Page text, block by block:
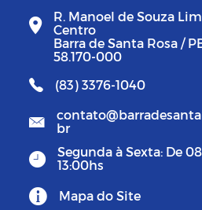
R. Manoel de Souza
Centro
Barra de Santa Rosa /
58.170-000
(83) 3376-1040
br
Segunda à Sexta: De
13:00hs
Mapa do Site